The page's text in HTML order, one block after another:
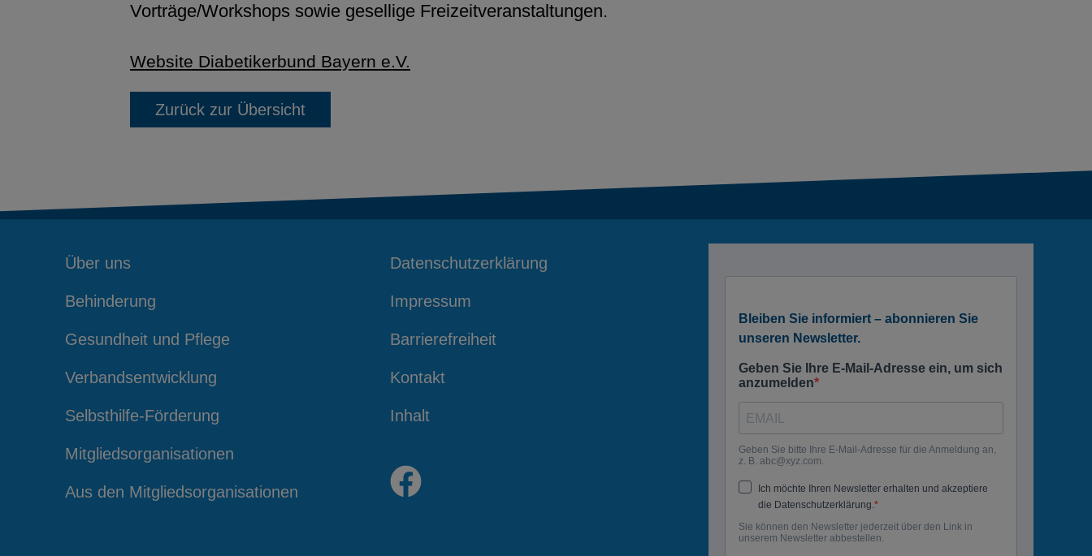
Vorträge/Workshops sowie gesellige Freizeitveranstaltungen.
Website Diabetikerbund Bayern e.V.
Zurück zur Übersicht
Über uns
Behinderung
Gesundheit und Pflege
Verbandsentwicklung
Selbsthilfe-Förderung
Mitgliedsorganisationen
Aus den Mitgliedsorganisationen
Datenschutzerklärung
Impressum
Barrierefreiheit
Kontakt
Inhalt